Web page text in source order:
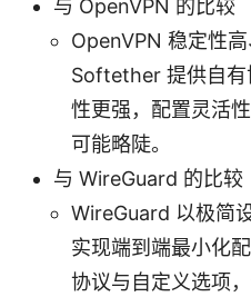
与 OpenVPN 的比较
OpenVPN 稳定性高
Softether 提供自有
性更强，配置灵活
可能略陡。
与 WireGuard 的比较
WireGuard 以极简
实现端到端最小化
协议与自定义选项